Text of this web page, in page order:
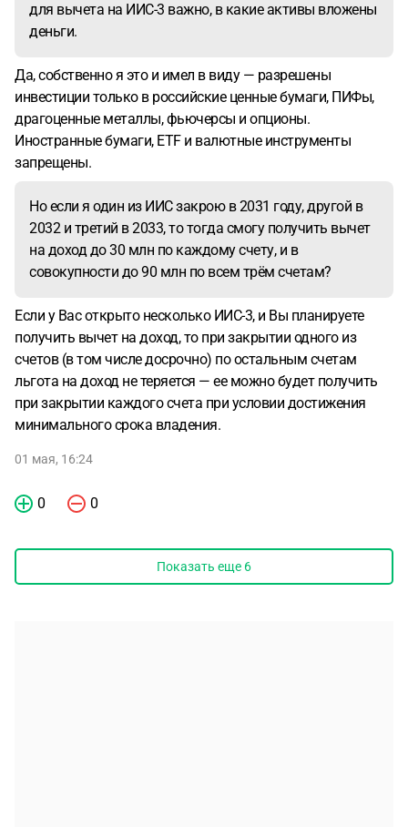
для вычета на ИИС-3 важно, в какие активы вложены
деньги.
Да, собственно я это и имел в виду — разрешены
инвестиции только в российские ценные бумаги, ПИФы,
драгоценные металлы, фьючерсы и опционы.
Иностранные бумаги, ETF и валютные инструменты
запрещены.
Но если я один из ИИС закрою в 2031 году, другой в
2032 и третий в 2033, то тогда смогу получить вычет
на доход до 30 млн по каждому счету, и в
совокупности до 90 млн по всем трём счетам?
Если у Вас открыто несколько ИИС-3, и Вы планируете
получить вычет на доход, то при закрытии одного из
счетов (в том числе досрочно) по остальным счетам
льгота на доход не теряется — ее можно будет получить
при закрытии каждого счета при условии достижения
минимального срока владения.
01 мая, 16:24
0 0
Показать еще 6